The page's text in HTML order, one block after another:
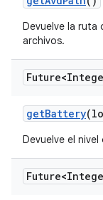
Devuelve la ruta
archivos.
getBattery
Devuelve el